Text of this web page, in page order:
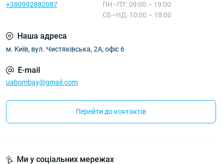
+380992882087
ПН–ПТ: 09:00 – 19:00
СБ–НД: 10:00 – 18:00
Наша адреса
м. Київ, вул. Чистяківська, 2А, офіс 6
E-mail
uabombay@gmail.com
Перейти до контактів
Ми у соціальних мережах